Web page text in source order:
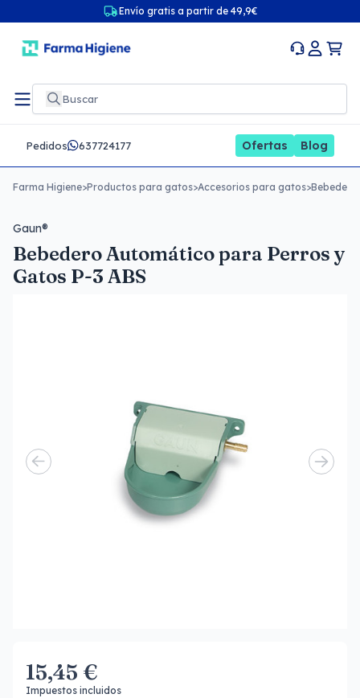
Envío gratis a partir de 49,9€
Pedidos 637724177 Ofertas Blog
Farma Higiene>Productos para gatos>Accesorios para gatos>
Gaun®
Bebedero Automático para Perros y
Gatos P-3 ABS
15,45 €
Impuestos incluidos